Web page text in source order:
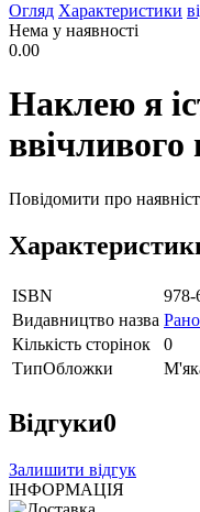
Огляд Характеристики
Нема у наявності
0.00
Наклею я
ввічливого
Повідомити про
ISBN
978-
Видавництво назва
Кількість сторінок
0
ТипОбложки
Відгуки0
Залишити відгук
ІНФОРМАЦІЯ